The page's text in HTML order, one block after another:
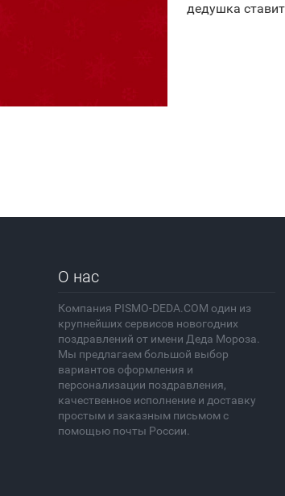
дедушка
О нас
Компания PISMO-DEDA.COM один из
крупнейших сервисов новогодних
поздравлений от имени Деда Мороза.
Мы предлагаем большой выбор
вариантов оформления и
персонализации поздравления,
качественное исполнение и доставку
простым и заказным письмом с
помощью почты России.